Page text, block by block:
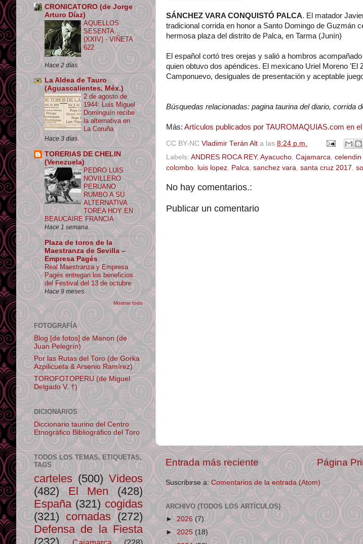
SÁNCHEZ VARA CONQUISTÓ PALCA. El matador
tradicional corrida en honor a Santo Domingo de Guzmán
hermosa plaza del distrito de Palca, en Tarma (Junín)
El español cortó tres orejas y salió a hombros
quien obtuvo dos apéndices. El mexicano Uriel Moreno 'El
Camponuevo, desiguales de presentación y aceptable
Búsquedas relacionadas: pagina taurina del diario, corrida
Más: Artículos publicados por TAUROMAQUIAS.com en
CC BY-NC Vladimir Terán Alt a las 8:24 p.m.
Labels: ANDRES ROCA REY, Ayacucho, Cajamarca, celendin
colombo, luis lopez, Palca, sanchez vara, santa cruz 2017,
No hay comentarios.:
Publicar un comentario
Entrada más reciente Página
Suscribirse a:Comentarios de la entrada (Atom)
ARCHIVO (TODOS LOS ARTÍCULOS)
►2026(7)
►2025(18)
CRONICATORO (de Jorge
Arturo Díaz)
AQUELLOS
SESENTA...
(XXIV) - VIÑETA
622
Hace 2 días.
La Aldea de Tauro
(Aguascalientes, Méx.)
2 de agosto de
1944: Luis Miguel
Dominguín recibe
la alternativa en
La Coruña
Hace 3 días.
TORERIAS DE CHELIN
(Venezuela)
PEDRO LUIS
NOVILLERO
PERUANO
RUMBO A SU
ALTERNATIVA
TOREA HOY EN
BEAUCAIRE FRANCIA
Hace 1 semana.
Plaza de toros de la
Maestranza de Sevilla –
Empresa Pagés
Real Maestranza y Empresa
Pagés entregan los beneficios
del Festival del 13 de octubre
Hace 9 meses.
Mostrar todo
FOTOGRAFÍA
Blog [de fotos] de Manon (de
Juan Pelegrín)
Por las Rutas del Toro (de Gorka
Azpilicueta & Arsenio Ramírez)
TOROFOTOPERU (de Miguel
Delgado V. †)
DICIONARIOS
Diccionario taurino del Centro
Etnográfico Bibliográfico del Toro
TODOS LOS TEMAS, ETIQUETAS,
TAGS
carteles (500) Videos
(482)
El Men
(428)
España (321) cogidas
(321) cornadas (272)
Defensa de la Fiesta